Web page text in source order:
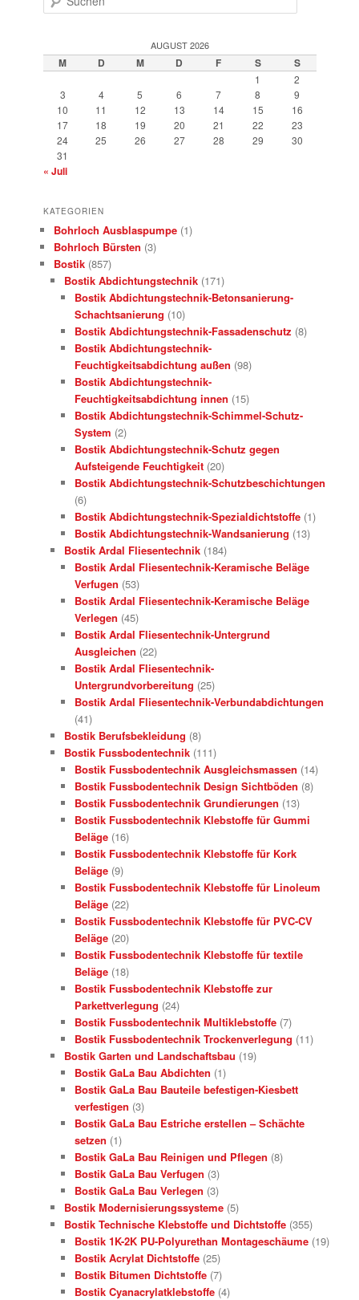
AUGUST 2026
M D M D F S S
1
2
3
4 5 6 7 8
9
10
11 12 13 14 15
16
17
18 19 20 21 22
23
24
25 26 27 28 29
30
31
« Juli
KATEGORIEN
Bohrloch Ausblaspumpe (1)
Bohrloch Bürsten (3)
Bostik (857)
Bostik Abdichtungstechnik (171)
Bostik Abdichtungstechnik-Betonsanierung-
Schachtsanierung (10)
Bostik Abdichtungstechnik-Fassadenschutz (8)
Bostik Abdichtungstechnik-
Feuchtigkeitsabdichtung außen (98)
Bostik Abdichtungstechnik-
Feuchtigkeitsabdichtung innen (15)
Bostik Abdichtungstechnik-Schimmel-Schutz-
System (2)
Bostik Abdichtungstechnik-Schutz gegen
Aufsteigende Feuchtigkeit (20)
Bostik Abdichtungstechnik-Schutzbeschichtungen
(6)
Bostik Abdichtungstechnik-Spezialdichtstoffe (1)
Bostik Abdichtungstechnik-Wandsanierung (13)
Bostik Ardal Fliesentechnik (184)
Bostik Ardal Fliesentechnik-Keramische Beläge
Verfugen (53)
Bostik Ardal Fliesentechnik-Keramische Beläge
Verlegen (45)
Bostik Ardal Fliesentechnik-Untergrund
Ausgleichen (22)
Bostik Ardal Fliesentechnik-
Untergrundvorbereitung (25)
Bostik Ardal Fliesentechnik-Verbundabdichtungen
(41)
Bostik Berufsbekleidung (8)
Bostik Fussbodentechnik (111)
Bostik Fussbodentechnik Ausgleichsmassen (14)
Bostik Fussbodentechnik Design Sichtböden (8)
Bostik Fussbodentechnik Grundierungen (13)
Bostik Fussbodentechnik Klebstoffe für Gummi
Beläge (16)
Bostik Fussbodentechnik Klebstoffe für Kork
Beläge (9)
Bostik Fussbodentechnik Klebstoffe für Linoleum
Beläge (22)
Bostik Fussbodentechnik Klebstoffe für PVC-CV
Beläge (20)
Bostik Fussbodentechnik Klebstoffe für textile
Beläge (18)
Bostik Fussbodentechnik Klebstoffe zur
Parkettverlegung (24)
Bostik Fussbodentechnik Multiklebstoffe (7)
Bostik Fussbodentechnik Trockenverlegung (11)
Bostik Garten und Landschaftsbau (19)
Bostik GaLa Bau Abdichten (1)
Bostik GaLa Bau Bauteile befestigen-Kiesbett
verfestigen (3)
Bostik GaLa Bau Estriche erstellen – Schächte
setzen (1)
Bostik GaLa Bau Reinigen und Pflegen (8)
Bostik GaLa Bau Verfugen (3)
Bostik GaLa Bau Verlegen (3)
Bostik Modernisierungssysteme (5)
Bostik Technische Klebstoffe und Dichtstoffe (355)
Bostik 1K-2K PU-Polyurethan Montageschäume (19)
Bostik Acrylat Dichtstoffe (25)
Bostik Bitumen Dichtstoffe (7)
Bostik Cyanacrylatklebstoffe (4)